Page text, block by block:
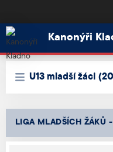
Kanonýři Kladno
Kanonýři
U13 mladší žáci
LIGA MLADŠÍCH ŽÁKŮ